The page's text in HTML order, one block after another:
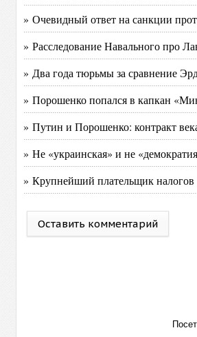
» Очевидный ответ на санкции
» Расследование Навального про
» Два года тюрьмы за сравнение
» Порошенко попался в капкан
» Путин и Порошенко: контракт
» Не «украинская» и не
» Крупнейший плательщик
Оставить комментарий